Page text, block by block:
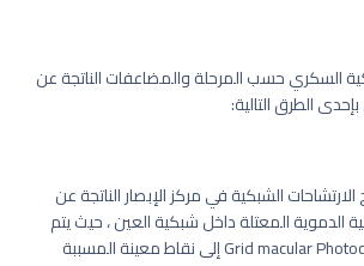
السكري حسب المرحلة والمضاعفات الناتجة عن
الطرق التالية:
الشبكية في مركز الإبصار الناتجة عن
الدموية المعتلة داخل شبكية العين ، حيث يتم
تسليط الليزر Grid macular Photocoagulation إلى نقاط معينة المسببة